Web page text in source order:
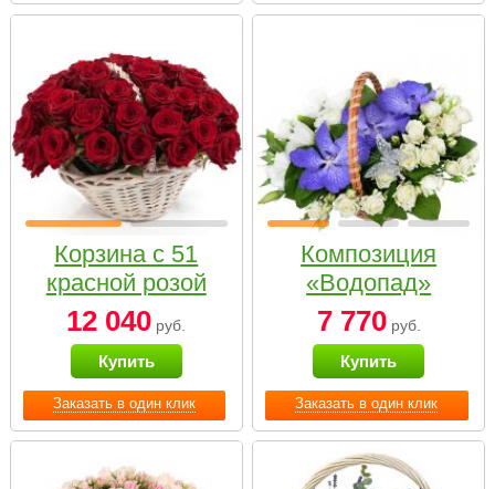
Заказать в один клик
Корзина с 51
красной розой
12 040 руб.
Купить
Заказать в один клик
Композиция
«Водопад»
7 770руб.
Купить